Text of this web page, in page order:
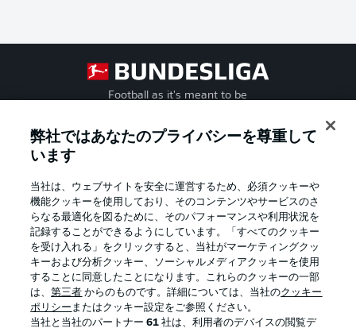
Football as it's meant to be
Official Partners
弊社ではあなたのプライバシーを尊重して
います
当社は、ウェブサイトを安全に運営するため、必須クッキーや
機能クッキーを使用しており、そのコンテンツやサービスのさ
らなる最適化を図るために、そのパフォーマンスや利用状況を
記録することができるようにしています。「すべてのクッキー
を受け入れる」をクリックすると、当社がマーケティングクッ
キーおよび分析クッキー、ソーシャルメディアクッキーを使用
することに同意したことになります。これらのクッキーの一部
は、第三者 からのものです。詳細については、当社のクッキー
ポリシー またはクッキー設定をご参照ください。
当社と当社のパートナー61 社は、利用者のデバイスの閲覧デ